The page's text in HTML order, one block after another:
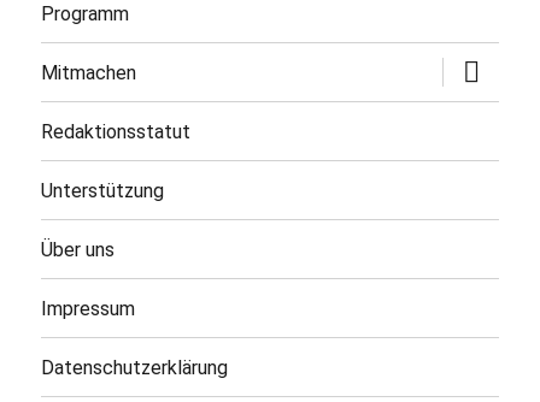
Programm
Mitmachen
öffnen
Redaktionsstatut
Unterstützung
Über uns
Impressum
Datenschutzerklärung